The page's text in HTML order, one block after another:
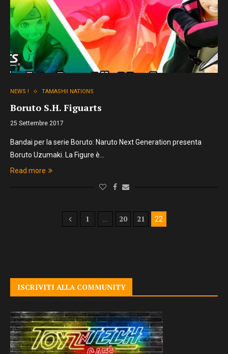
NEWS ! TAMASHII NATIONS
Boruto S.H. Figuarts
25 Settembre 2017
Bandai per la serie Boruto: Naruto Next Generation presenta
Boruto Uzumaki. La Figure è…
Read more
1 20 21 22
ISCRIVITI ALLA COMMUNITY